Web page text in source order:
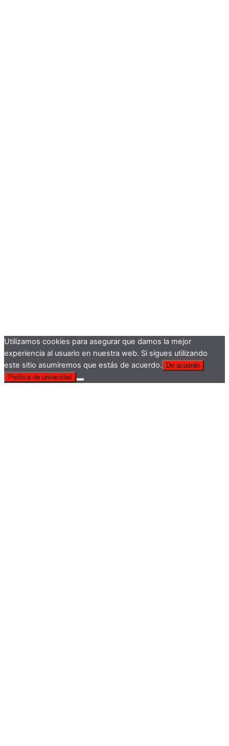
Utilizamos cookies para asegurar que damos la mejor
experiencia al usuario en nuestra web. Si sigues utilizando
este sitio asumiremos que estás de acuerdo.
De acuerdo
Política de privacidad